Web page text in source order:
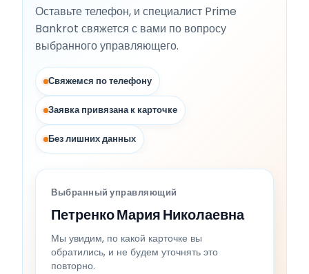
Оставьте телефон, и специалист Prime
Bankrot свяжется с вами по вопросу
выбранного управляющего.
Свяжемся по телефону
Заявка привязана к карточке
Без лишних данных
Выбранный управляющий
Петренко Мария Николаевна
Мы увидим, по какой карточке вы
обратились, и не будем уточнять это
повторно.